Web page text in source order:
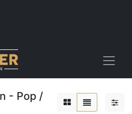
- Pop /